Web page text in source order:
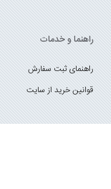
راهنما و خدمات
راهنمای ثبت سفارش
قوانین خرید از سایت
_